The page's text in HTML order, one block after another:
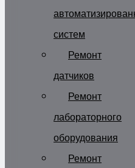
систем
Ремонт
датчиков
Ремонт
лабораторного
оборудования
Ремонт